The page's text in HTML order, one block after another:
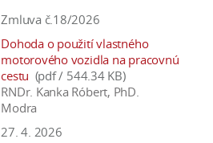
Zmluva č.18/2026
Dohoda o použití vlastného
motorového vozidla na pracovnú
cestu (pdf / 544.34 KB)
RNDr. Kanka Róbert, PhD.
Modra
27. 4. 2026